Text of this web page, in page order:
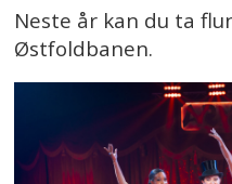
Neste år kan du ta
Østfoldbanen.